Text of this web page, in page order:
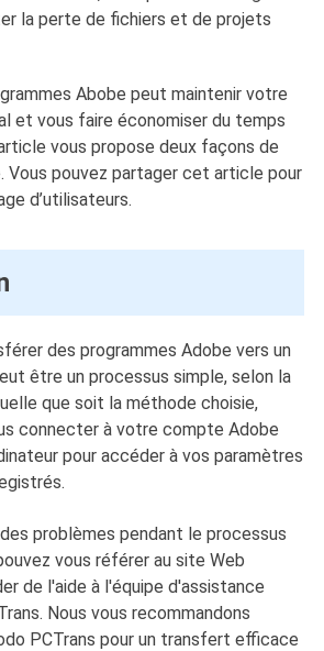
la perte de fichiers et de projets
Abobe peut maintenir votre
et vous faire économiser du temps
vous propose deux façons de
Vous pouvez partager cet article pour
d’utilisateurs.
des programmes Adobe vers un
être un processus simple, selon la
que soit la méthode choisie,
connecter à votre compte Adobe
pour accéder à vos paramètres
problèmes pendant le processus
vous référer au site Web
de l'aide à l'équipe d'assistance
Nous vous recommandons
PCTrans pour un transfert efficace